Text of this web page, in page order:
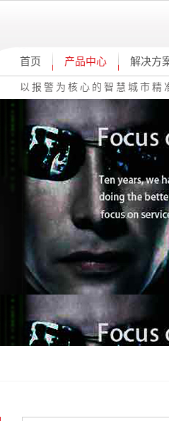
首页 产品中心 解决方
以报警为核心的智慧城市精